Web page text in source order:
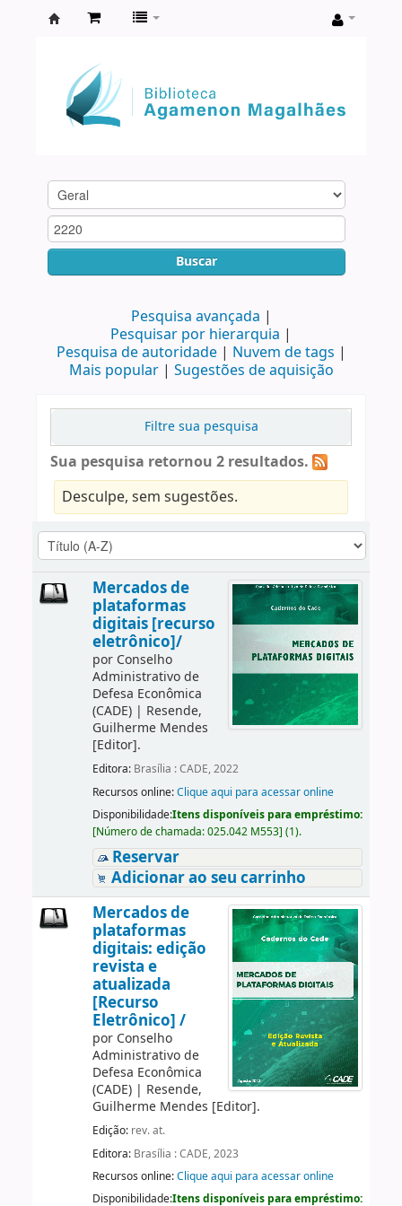
Agamenon
Magalhães
Buscar
Pesquisa avançada
Pesquisar por hierarquia
Pesquisa de autoridade
Nuvem de tags
Mais popular
Sugestões de aquisição
Filtre sua pesquisa
Sua pesquisa retornou 2 resultados.
Desculpe, sem sugestões.
Mercados de
plataformas
digitais [recurso
eletrônico]/
por Conselho
Administrativo de
Defesa Econômica
(CADE)| Resende,
Guilherme Mendes
[Editor].
Editora: Brasília : CADE, 2022
Recursos online:Clique aqui para acessar online
Disponibilidade:Itens disponíveis para empréstimo:
[Número de chamada:025.042 M553] (1).
Reservar
Adicionar ao seu carrinho
Mercados de
plataformas
digitais: edição
revista e
atualizada
[Recurso
Eletrônico] /
por Conselho
Administrativo de
Defesa Econômica
(CADE)| Resende,
Guilherme Mendes [Editor].
Edição: rev. at.
Editora: Brasília : CADE, 2023
Recursos online:Clique aqui para acessar online
Disponibilidade:Itens disponíveis para empréstimo: